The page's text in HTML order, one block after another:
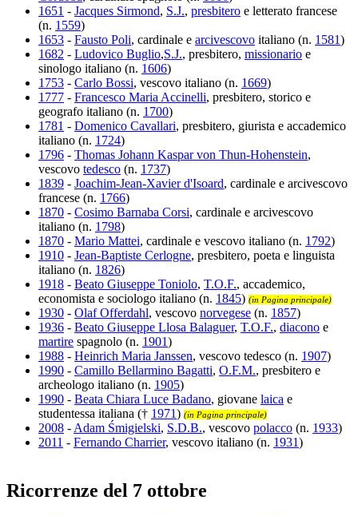
1651 - Jacques Sirmond, S.J., presbitero e letterato francese
(n. 1559)
1653 - Fausto Poli, cardinale e arcivescovo italiano (n. 1581)
1682 - Ludovico Buglio,S.J., presbitero, missionario e
sinologo italiano (n. 1606)
1753 - Carlo Bossi, vescovo italiano (n. 1669)
1777 - Francesco Maria Accinelli, presbitero, storico e
geografo italiano (n. 1700)
1781 - Domenico Cavallari, presbitero, giurista e accademico
italiano (n. 1724)
1796 - Thomas Johann Kaspar von Thun-Hohenstein,
vescovo tedesco (n. 1737)
1839 - Joachim-Jean-Xavier d'Isoard, cardinale e arcivescovo
francese (n. 1766)
1870 - Cosimo Barnaba Corsi, cardinale e arcivescovo
italiano (n. 1798)
1870 - Mario Mattei, cardinale e vescovo italiano (n. 1792)
1910 - Jean-Baptiste Cerlogne, presbitero, poeta e linguista
italiano (n. 1826)
1918 - Beato Giuseppe Toniolo, T.O.F., accademico,
economista e sociologo italiano (n. 1845) (in Pagina principale)
1930 - Olaf Offerdahl, vescovo norvegese (n. 1857)
1936 - Beato Giuseppe Llosa Balaguer, T.O.F., diacono e
martire spagnolo (n. 1901)
1988 - Heinrich Maria Janssen, vescovo tedesco (n. 1907)
1990 - Camillo Bellarmino Bagatti, O.F.M., presbitero e
archeologo italiano (n. 1905)
1990 - Beata Chiara Luce Badano, giovane laica e
studentessa italiana († 1971) (in Pagina principale)
2008 - Adam Śmigielski, S.D.B., vescovo polacco (n. 1933)
2011 - Fernando Charrier, vescovo italiano (n. 1931)
Ricorrenze del 7 ottobre